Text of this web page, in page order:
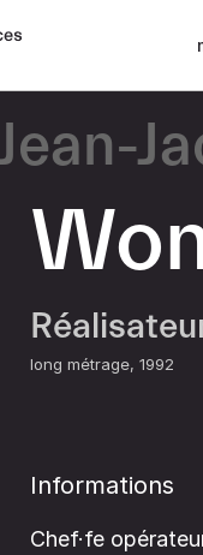
long métrage 1992
Informations
Chef·fe